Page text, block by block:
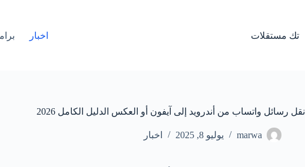
تك مستقلات اخبار
نقل رسائل واتساب من أندرويد إلى آيفون أو العكس الدليل الكامل 2026
marwa يوليو 8, 2025 اخبار